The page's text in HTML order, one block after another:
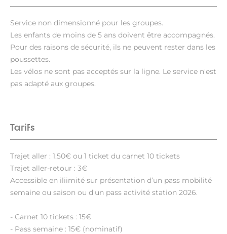
Service non dimensionné pour les groupes.
Les enfants de moins de 5 ans doivent être accompagnés.
Pour des raisons de sécurité, ils ne peuvent rester dans les
poussettes.
Les vélos ne sont pas acceptés sur la ligne. Le service n'est
pas adapté aux groupes.
Tarifs
Trajet aller : 1.50€ ou 1 ticket du carnet 10 tickets
Trajet aller-retour : 3€
Accessible en iliimité sur présentation d’un pass mobilité
semaine ou saison ou d'un pass activité station 2026.
- Carnet 10 tickets : 15€
- Pass semaine : 15€ (nominatif)